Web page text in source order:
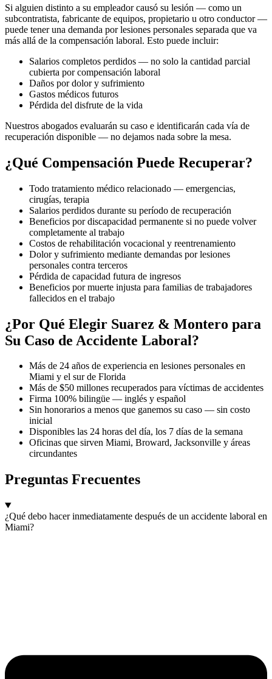
Si alguien distinto a su empleador causó su lesión — como un
subcontratista, fabricante de equipos, propietario u otro conductor —
puede tener una demanda por lesiones personales separada que va
más allá de la compensación laboral. Esto puede incluir:
Salarios completos perdidos — no solo la cantidad parcial
cubierta por compensación laboral
Daños por dolor y sufrimiento
Gastos médicos futuros
Pérdida del disfrute de la vida
Nuestros abogados evaluarán su caso e identificarán cada vía de
recuperación disponible — no dejamos nada sobre la mesa.
¿Qué Compensación Puede Recuperar?
Todo tratamiento médico relacionado — emergencias,
cirugías, terapia
Salarios perdidos durante su período de recuperación
Beneficios por discapacidad permanente si no puede volver
completamente al trabajo
Costos de rehabilitación vocacional y reentrenamiento
Dolor y sufrimiento mediante demandas por lesiones
personales contra terceros
Pérdida de capacidad futura de ingresos
Beneficios por muerte injusta para familias de trabajadores
fallecidos en el trabajo
¿Por Qué Elegir Suarez & Montero para
Su Caso de Accidente Laboral?
Más de 24 años de experiencia en lesiones personales en
Miami y el sur de Florida
Más de $50 millones recuperados para víctimas de accidentes
Firma 100% bilingüe — inglés y español
Sin honorarios a menos que ganemos su caso — sin costo
inicial
Disponibles las 24 horas del día, los 7 días de la semana
Oficinas que sirven Miami, Broward, Jacksonville y áreas
circundantes
Preguntas Frecuentes
¿Qué debo hacer inmediatamente después de un accidente laboral en
Miami?